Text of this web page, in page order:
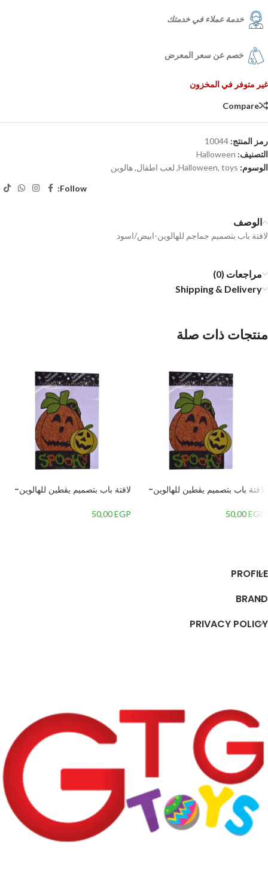
خدمة عملاء في خدمتك
خصم عن سعر المعرض
غير متوفر في المخزون
Compare
رمز المنتج: 10044
التصنيف: Halloween
الوسوم:
Halloween, toys
, لعب اطفال,هالوين
Follow:
الوصف
لافتة باب بتصميم جماجم للهالوين-ابيض/اسود
مراجعات (0)
Shipping & Delivery
منتجات ذات صلة
لافتة باب بتصميم يقطين للهالوين-
50,00EGP
لافتة باب بتصميم يقطين للهالوين-
50,00EGP
PROFILE
BRAND
PRIVACY POLICY